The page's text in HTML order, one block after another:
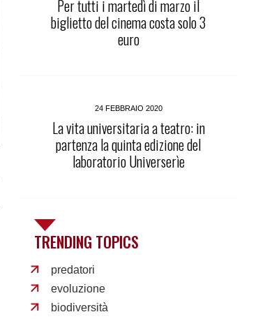
Per tutti i martedì di marzo il
biglietto del cinema costa solo 3
euro
24 FEBBRAIO 2020
La vita universitaria a teatro: in
partenza la quinta edizione del
laboratorio Universerìe
TRENDING TOPICS
predatori
evoluzione
biodiversità